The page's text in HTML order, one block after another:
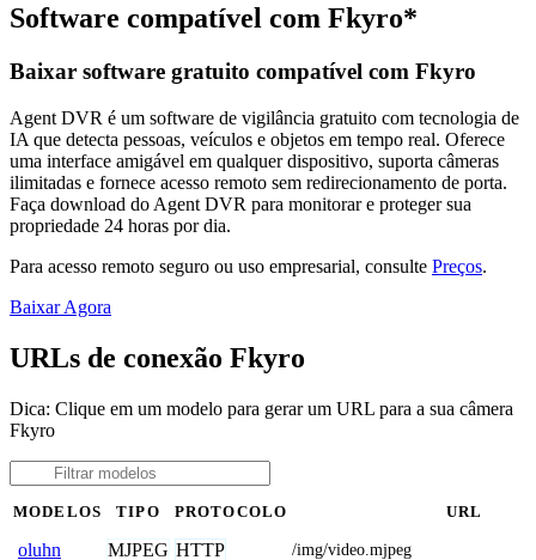
Software compatível com Fkyro*
Baixar software gratuito compatível com Fkyro
Agent DVR é um software de vigilância gratuito com tecnologia de
IA que detecta pessoas, veículos e objetos em tempo real. Oferece
uma interface amigável em qualquer dispositivo, suporta câmeras
ilimitadas e fornece acesso remoto sem redirecionamento de porta.
Faça download do Agent DVR para monitorar e proteger sua
propriedade 24 horas por dia.
Para acesso remoto seguro ou uso empresarial, consulte Preços.
Baixar Agora
URLs de conexão Fkyro
Dica: Clique em um modelo para gerar um URL para a sua câmera
Fkyro
MODELOS TIPO PROTOCOLO URL
oluhn MJPEG HTTP /img/video.mjpeg